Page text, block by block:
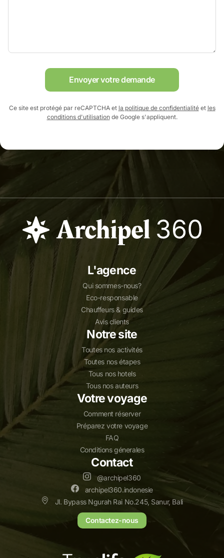
Envoyer votre demande
Ce site est protégé par reCAPTCHA et la politique de confidentialitéet les
conditions d'utilisationde Google s'appliquent.
L'agence
Qui sommes-nous?
Eco-responsable
Chauffeurs & guides
Avis clients
Notre site
Toutes nos activités
Toutes nos étapes
Tous nos hotels
Tous nos auteurs
Votre voyage
Comment réserver
Préparez votre voyage
FAQ
Conditions génerales
Contact
@archipel360
archipel360.indonesie
Jl. Bypass Ngurah Rai No.245, Sanur, Bali
Contactez-nous